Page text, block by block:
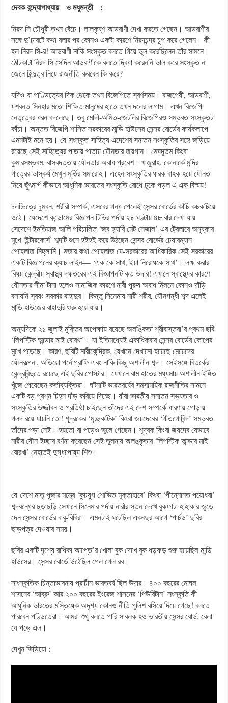
দেবক বন্দ্যোপাধ্যায় ও মধুমন্তী :
নিরদ সি চৌধুরী তখন বেঁচে। লালকৃষ্ণ আডবাণী দেখা করতে গেছেন। আডবাণীর
সঙ্গে দু’চারটে কথা বলার পর কোনও একটা কারণে নিরদচন্দ্র চুপ করে গেলেন। কী
হল নিরদ সি-র! আডবাণী নাকি সংস্কৃত বলতে গিয়ে ভুল করেছিলেন তাঁর সামনে।
ঠোঁটকাটা নিরদ সি সেদিন আডবাণীকে বলতে দ্বিধা করেননি ভাল করে সংস্কৃত না
জেনে হিন্দুত্ব নিয়ে রাজনীতি করবেন কি করে?
যদিও-বা পাণ্ডিত্যের দিক থেকে তখন বিজেপিতে স্বর্ণসময়। বাজপেয়ী, আডবাণী,
যশবন্ত সিনহার মতো শিক্ষিত মানুষের হাতে তখন দলের লাগাম। এখন বিজেপি
নেতৃত্বের ধরন বদলেছে। তবু মোদী-অমিত-জেটলির বিজেপিরও সম্ভবত সংস্কৃতটা
কাঁচা। অন্তত বিজেপি শাসিত সরকারের মান্ডি হাউসের সেন্সর বোর্ডের কার্যকলাপে
এমনটাই মনে হয়। যে-সংস্কৃত সাহিত্য এদেশের সনাতন সংস্কৃতির সঙ্গে জড়িয়ে
রয়েছে সেই সাহিত্যের পাতায় পাতায় যৌনতার জয়গান। মেঘদূতম কিংবা
কুমারসম্ভবম, বাসবদত্তায় যৌনতার অবাধ প্রবেশ। খাজুরাহ, কোনার্কে মন্দির
গাত্রের ভাস্কর্য মৈথুন মূর্তির সমারোহ। এহেন সংস্কৃতির ধারক বাহক হয়ে যৌনতা
নিয়ে ছুঁৎমার্গ কীভাবে আধুনিক ভারতের সংস্কৃতি বোধে ঢুকে পড়ল এ এক বিস্ময়!
চলচ্চিত্রে চুম্বন, শরীরী সম্পর্ক, এসবের গন্ধ পেলেই সেন্সর বোর্ডের কাঁচি কচকচিয়ে
ওঠে। যেদেশে কন্ডোমের বিজ্ঞাপন টিভির পর্দায় ২৪ ঘণ্টায় ৪৮ বার দেখা যায়
সেদেশে ইমতিয়াজ আলি পরিচালিত ‘জব হ্যারি মেট সেজাল’-এর ট্রেলারে অনুষ্কার
মুখে ‘ইন্টারকোর্স’ শব্দটি শুনে হইহই করে উঠছেন সেন্সর বোর্ডের চেয়ারম্যান
পেহেলাজ নিহ্লানি। মজার কথা পেহেলাজ যে-সরকারের আধিকারিক সেই সরকারের
একটি বিজ্ঞাপনের ক্যাচ লাইন— ‘এক কে সাথ, ইয়া নিরোধকে সাথ’। লক্ষ করার
বিষয় কেন্দ্রীয় স্বাস্থ্য দফতরের এই বিজ্ঞাপনটি কত উদার! এখানে স্বাস্থ্যের কারণে
যৌনতার সীমা টানা হলেও সামাজিক কারণে নারী পুরুষ অবাধ মিলনে কোনও দাঁড়ি
বসায়নি স্বয়ং সরকার বাহাদুর। কিন্তু সিনেমায় নারী শরীর, যৌনগন্ধী শব্দ এলেই
মান্ডি হাউজের বাহাদুরি শুরু হয়ে যায়।
অন্যদিকে ২১ জুলাই মুক্তির অপেক্ষায় রয়েছে অলঙ্কিতা শ্রীবাস্তবা’র প্রথম ছবি
‘লিপস্টিক আন্ডার মাই বোরখা’। যা ইতিমধ্যেই একাধিকবার সেন্সর বোর্ডের কোপের
মুখে পড়েছে। কারণ, ছবিটি নারীকেন্দ্রিক, যেখানে দেখানো হয়েছে মেয়েদের
যৌনকল্পনা, অডিয়ো পর্নোগ্রাফি এবং নাকি কিছু অশালীন শব্দ। সেইসঙ্গে বিতর্কের
কেন্দ্রবিন্দুতে রয়েছে এই ছবির পোস্টার। যেখানে বাম হাতের মধ্যমায় অশালীন ইঙ্গিত
খুঁজে পেয়েছেন কর্তাব্যক্তিরা। ঘটনাটি ভারতবর্ষের সমসাময়িক রাজনীতির সামনে
একটি বড় প্রশ্ন চিহ্ন দাঁড় করিয়ে দিচ্ছে। যাঁরা ভারতীয় সনাতন সভ্যতার ও
সংস্কৃতির উজ্জীবন ও প্রতিষ্ঠা চাইছেন তাঁদের এই দেশ সম্পর্কে ধারণায় গোড়ায়
গলদ রয়ে যায়নি তো! শূদ্রকের ‘মৃচ্ছকটিক’ কিংবা জয়দেবের ‘গীতগোবিন্দ’ সম্ভবত
তাঁদের পড়া নেই। হয়তো-বা পড়েও ভুলে গেছেন। শূদ্রক কিংবা জয়দেব যেভাবে
নারীর যৌন ইচ্ছার বর্ণনা করেছেন সেই তুলনায় অলঙ্কৃতার ‘লিপস্টিক আন্ডার মাই
বোরখা’ নেহাতই দুগ্ধপোষ্য শিশু।
যে-দেশে মাতৃ পূজার মন্ত্রে ‘কুচযুগ শোভিত মুক্তাহারে’ কিংবা ‘পীন্নোনত পয়োধরা’
শব্দবন্ধের ছড়াছড়ি সেখানে সিনেমার পর্দায় নারীর স্তন দেখে বুকফাটা হাহাকার জুড়ে
দেন সেন্সর বোর্ডের বাবু-বিবিরা। এমনটাই ঘটেছিল একবছর আগে ‘পার্চড’ ছবির
ছাড়পত্র দেওয়ার সময়।
ছবির একটি দৃশ্যে রাধিকা আপ্তে’র খোলা বুক দেখে বুক ধড়ফড় শুরু হয়েছিল মান্ডি
হাউসের। সেন্সর বোর্ডে উঠেছিল গেল গেল রব।
সাংস্কৃতিক চিন্তাভাবনায় প্রাচীন ভারতবর্ষ ছিল উদার। ৪০০ বছরের মোঘল
শাসনের ‘আব্রু’ আর ২০০ বছরের ইংরেজ শাসনের ‘পিউরিটান’ সংস্কৃতি কী
আধুনিক ভারতের মস্তিষ্কে অদৃশ্য কোনও নীতি পুলিশ বসিয়ে দিয়ে গেছে! বলতে
পারবেন পণ্ডিতেরা। আমরা শুধু বলতে পারি সাবলক হও ভারতীয় সেন্সর বোর্ড, বেলা
যে পড়ে এল।
দেখুন ভিডিয়ো :